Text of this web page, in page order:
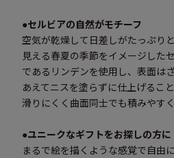
●セルビアの自然がモチーフ
空気が乾燥して日差しがたっぷり
見える春夏の季節をイメージした
であるリンデンを使用し、表面は
あえてニスを塗らずに仕上げるこ
滑りにくく曲面同士でも積みやすく
●ユニークなギフトをお探しの方に
まるで絵を描くような感覚で自由